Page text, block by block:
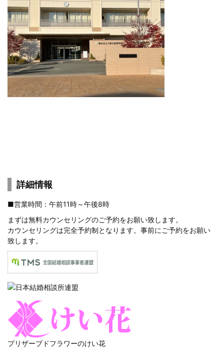
詳細情報
■営業時間：午前11時～午後8時
まずは無料カウンセリングのご予約をお願い致します。
カウンセリングは完全予約制となります。事前にご予約をお願い
致します。
プリザーブドフラワーのけい花